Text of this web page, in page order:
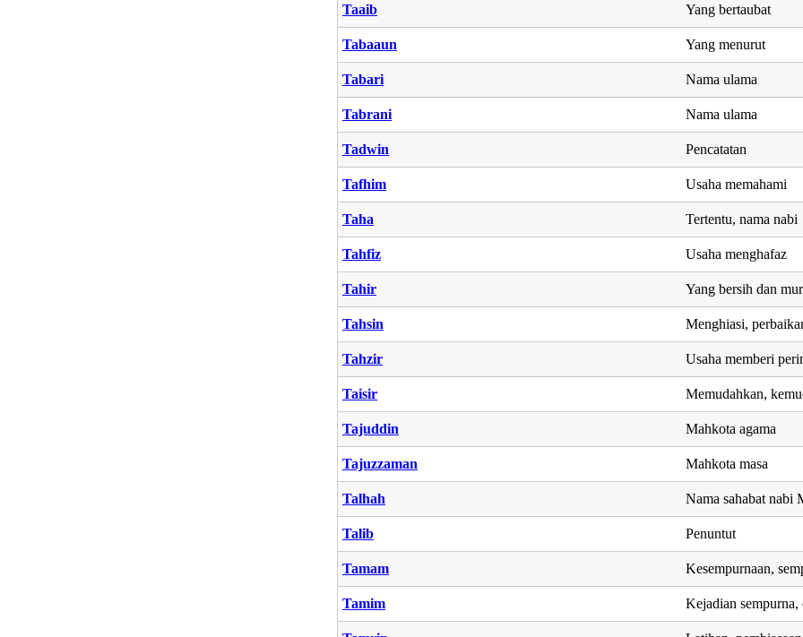
Taaib Yang bertaubat
Tabaaun Yang menurut
Tabari Nama ulama
Tabrani Nama ulama
Tadwin Pencatatan
Tafhim Usaha memahami
Taha Tertentu, nama nabi
Tahfiz Usaha menghafaz
Tahir Yang bersih dan
Tahsin Menghiasi,
Tahzir Usaha memberi
Taisir Memudahkan,
Tajuddin Mahkota agama
Tajuzzaman Mahkota masa
Talhah Nama sahabat nabi
Talib Penuntut
Tamam Kesempurnaan,
Tamim Kejadian